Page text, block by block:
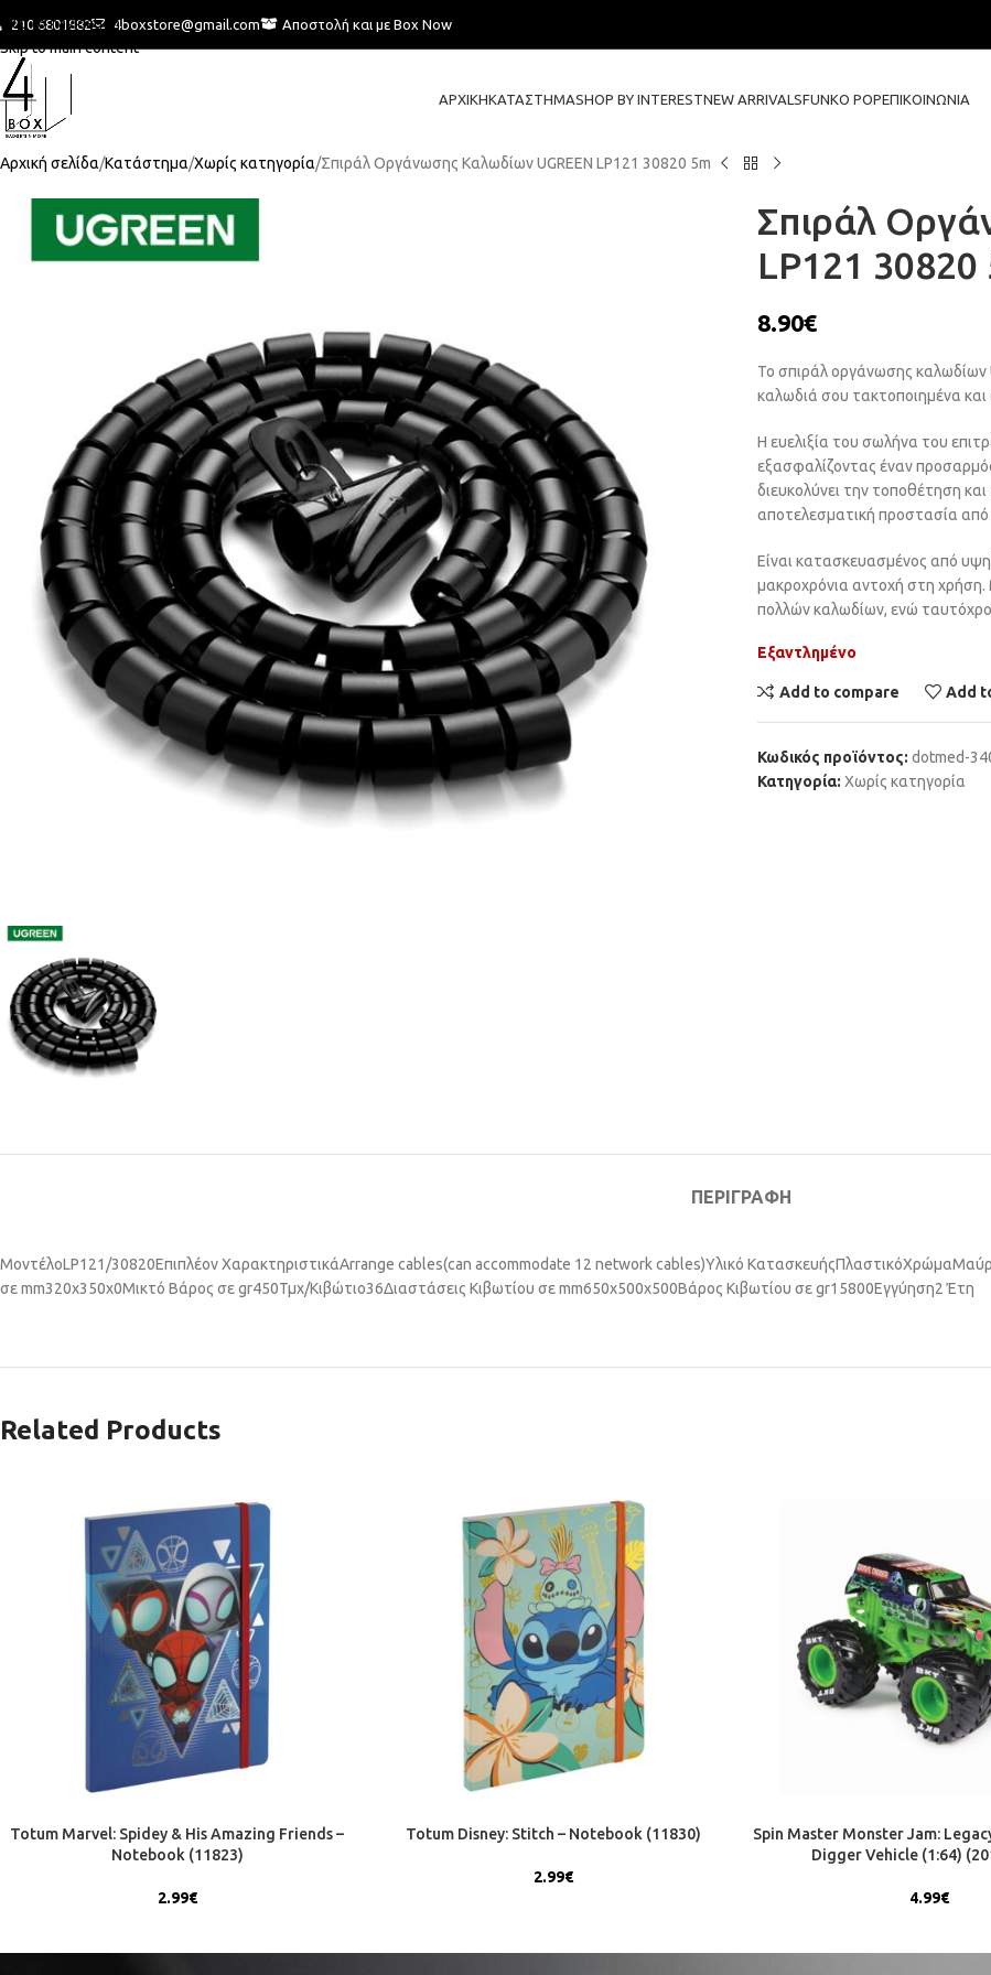
Skip to navigation
Skip to main content
210 6801882 4boxstore@gmail.com Αποστολή και με Box Now
ΑΡΧΙΚΉΚΑΤΆΣΤΗΜΑSHOP BY INTERESTNEW ARRIVALSFUNKO POPΕΠΙΚΟΙΝΩΝΊΑ
Αρχική σελίδα Κατάστημα Χωρίς κατηγορία Σπιράλ Οργάνωσης Καλωδίων UGREEN LP121 30820 5m
Σπιράλ
LP121 30820
8.90€
Το σπιράλ οργάνωσης καλωδίων
καλωδιά σου τακτοποιημένα
Η ευελιξία του σωλήνα του
εξασφαλίζοντας έναν
διευκολύνει την τοποθέτηση
αποτελεσματική προστασία
Είναι κατασκευασμένος από
μακροχρόνια αντοχή στη
πολλών καλωδίων, ενώ
Εξαντλημένο
Add to compare Add
Κωδικός προϊόντος: dotmed-
Κατηγορία: Χωρίς κατηγορία
ΠΕΡΙΓΡΑΦΉ
ΜοντέλοLP121/30820Επιπλέον ΧαρακτηριστικάArrange cables(can accommodate 12 network cables)Υλικό ΚατασκευήςΠλαστικόΧρώμα
σε mm320x350x0Μικτό Βάρος σε gr450Τμχ/Κιβώτιο36Διαστάσεις Κιβωτίου σε mm650x500x500Βάρος Κιβωτίου σε gr15800Εγγύηση2 Έτη
Related Products
Totum Marvel: Spidey & His Amazing Friends –
Notebook (11823)
2.99€
Totum Disney: Stitch – Notebook (11830)
2.99€
Spin Master Monster Jam:
Digger Vehicle (1:64)
4.99€